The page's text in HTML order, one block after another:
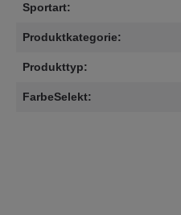
Sportart:
Produktkategorie:
Produkttyp:
FarbeSelekt: